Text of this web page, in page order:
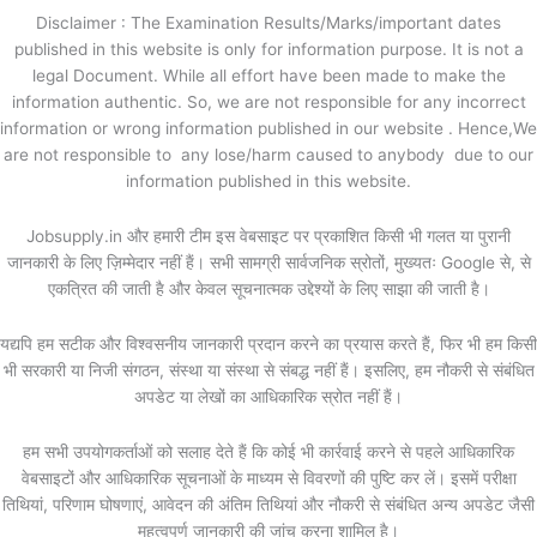
Disclaimer : The Examination Results/Marks/important dates
published in this website is only for information purpose. It is not a
legal Document. While all effort have been made to make the
information authentic. So, we are not responsible for any incorrect
information or wrong information published in our website . Hence,We
are not responsible to any lose/harm caused to anybody due to our
information published in this website.
Jobsupply.in और हमारी टीम इस वेबसाइट पर प्रकाशित किसी भी गलत या पुरानी
जानकारी के लिए ज़िम्मेदार नहीं हैं। सभी सामग्री सार्वजनिक स्रोतों, मुख्यतः Google से, से
एकत्रित की जाती है और केवल सूचनात्मक उद्देश्यों के लिए साझा की जाती है।
यद्यपि हम सटीक और विश्वसनीय जानकारी प्रदान करने का प्रयास करते हैं, फिर भी हम किसी
भी सरकारी या निजी संगठन, संस्था या संस्था से संबद्ध नहीं हैं। इसलिए, हम नौकरी से संबंधित
अपडेट या लेखों का आधिकारिक स्रोत नहीं हैं।
हम सभी उपयोगकर्ताओं को सलाह देते हैं कि कोई भी कार्रवाई करने से पहले आधिकारिक
वेबसाइटों और आधिकारिक सूचनाओं के माध्यम से विवरणों की पुष्टि कर लें। इसमें परीक्षा
तिथियां, परिणाम घोषणाएं, आवेदन की अंतिम तिथियां और नौकरी से संबंधित अन्य अपडेट जैसी
महत्वपूर्ण जानकारी की जांच करना शामिल है।